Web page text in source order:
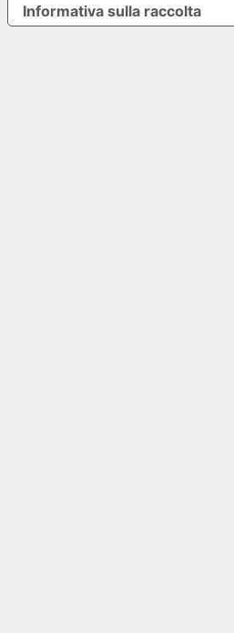
Informativa sulla raccolta